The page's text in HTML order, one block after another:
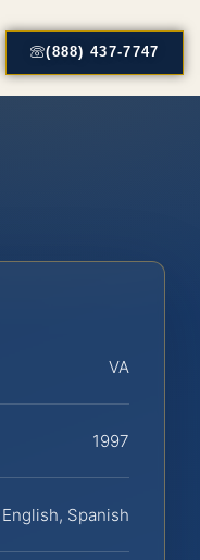
(888) 437-7747
VA
1997
English, Spanish